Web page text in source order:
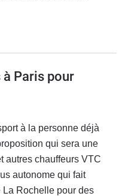
Paris pour
à la personne déjà
qui sera une
autres chauffeurs VTC
autonome qui fait
Rochelle pour des